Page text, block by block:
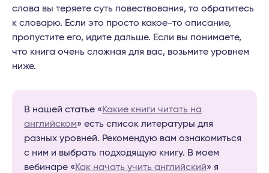
слова вы теряете суть повествования, то обратитесь
к словарю. Если это просто какое-то описание,
пропустите его, идите дальше. Если вы понимаете,
что книга очень сложная для вас, возьмите уровнем
ниже.
В нашей статье «Какие книги читать на
английском» есть список литературы для
разных уровней. Рекомендую вам ознакомиться
с ним и выбрать подходящую книгу. В моем
вебинаре «Как начать учить английский» я